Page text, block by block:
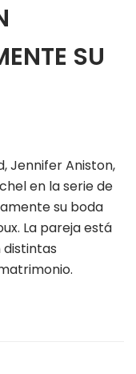
SU
Jennifer Aniston,
en la serie de
su boda
La pareja está
distintas